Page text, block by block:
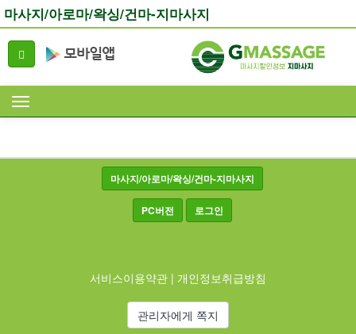
마사지/아로마/왁싱/건마-지마사지
마사지/아로마/왁싱/건마-지마사지
PC버전 로그인
서비스이용약관 | 개인정보취급방침
관리자에게 쪽지